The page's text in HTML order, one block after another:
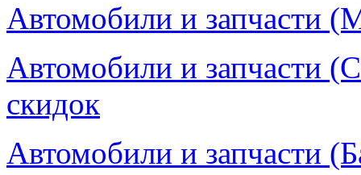
Автомобили и запчасти
Автомобили и запчасти
скидок
Автомобили и запчасти